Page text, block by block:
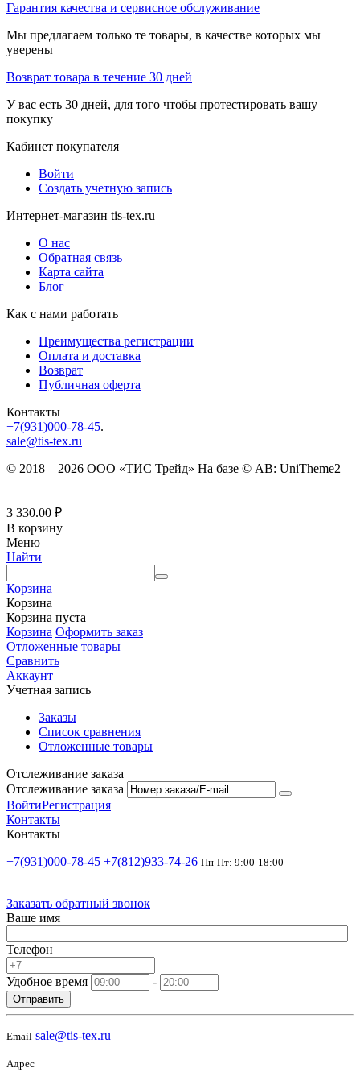
Гарантия качества и сервисное обслуживание
Мы предлагаем только те товары, в качестве которых мы
уверены
Возврат товара в течение 30 дней
У вас есть 30 дней, для того чтобы протестировать вашу
покупку
Кабинет покупателя
Войти
Создать учетную запись
Интернет-магазин tis-tex.ru
О нас
Обратная связь
Карта сайта
Блог
Как с нами работать
Преимущества регистрации
Оплата и доставка
Возврат
Публичная оферта
Контакты
+7(931)000-78-45.
sale@tis-tex.ru
© 2018 – 2026 ООО «ТИС Трейд» На базе © AB: UniTheme2
3 330.00 ₽
В корзину
Меню
Найти
Корзина
Корзина
Корзина пуста
Корзина Оформить заказ
Отложенные товары
Сравнить
Аккаунт
Учетная запись
Заказы
Список сравнения
Отложенные товары
Отслеживание заказа
Отслеживание заказа
ВойтиРегистрация
Контакты
Контакты
+7(931)000-78-45 +7(812)933-74-26 Пн-Пт: 9:00-18:00
Заказать обратный звонок
Ваше имя
Телефон
Удобное время -
Отправить
Email sale@tis-tex.ru
Адрес